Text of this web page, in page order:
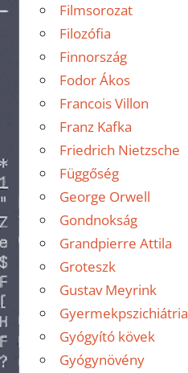
Filmsorozat
Filozófia
Finnország
Fodor Ákos
Francois Villon
Franz Kafka
Friedrich Nietzsche
Függőség
George Orwell
Gondnokság
Grandpierre Attila
Groteszk
Gustav Meyrink
Gyermekpszichiátria
Gyógyító kövek
Gyógynövény